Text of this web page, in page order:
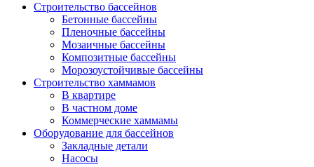
Строительство бассейнов
Бетонные бассейны
Пленочные бассейны
Мозаичные бассейны
Композитные бассейны
Морозоустойчивые бассейны
Строительство хаммамов
В квартире
В частном доме
Коммерческие хаммамы
Оборудование для бассейнов
Закладные детали
Насосы